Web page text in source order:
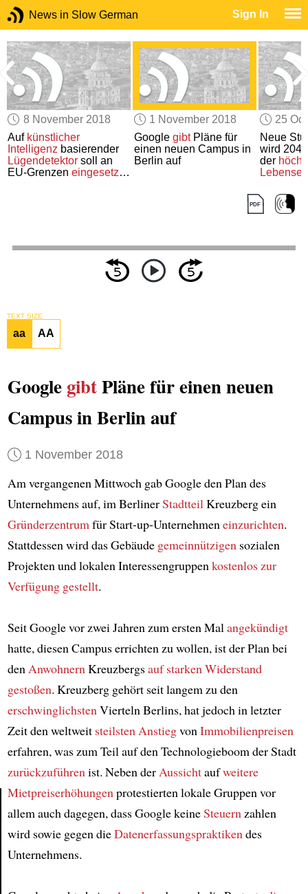
News in Slow German Sign In
8 November 2018
Auf künstlicher
Intelligenz basierender
Lügendetektor soll an
EU-Grenzeneingesetzt
1 November 2018
Google gibtPläne für
einen neuen Campus in
Berlin auf
25
Neue
wird
der
Article
TEXT SIZE
aa AA
Google gibtPläne für einen neuen
Campus in Berlin auf
1 November 2018
Am vergangenen Mittwoch gab Google den Plan des
Unternehmens auf, im BerlinerStadtteilKreuzberg ein
Gründerzentrumfür Start-up-Unternehmeneinzurichten.
Stattdessen wird das Gebäude gemeinnützigensozialen
Projekten und lokalen Interessengruppenkostenloszur
Verfügung gestellt.
Seit Google vor zwei Jahren zum ersten Malangekündigt
hatte, diesen Campus errichten zu wollen, ist der Plan bei
denAnwohnernKreuzbergsauf starken Widerstand
gestoßen. Kreuzberg gehört seit langem zu den
erschwinglichstenVierteln Berlins, hat jedoch in letzter
Zeit den weltweit steilsten AnstiegvonImmobilienpreisen
erfahren, was zum Teil auf den Technologieboom der Stadt
zurückzuführenist. Neben derAussichtaufweitere
Mietpreiserhöhungenprotestierten lokale Gruppen vor
allem auch dagegen, dass Google keineSteuernzahlen
wird sowie gegen dieDatenerfassungspraktikendes
Unternehmens.